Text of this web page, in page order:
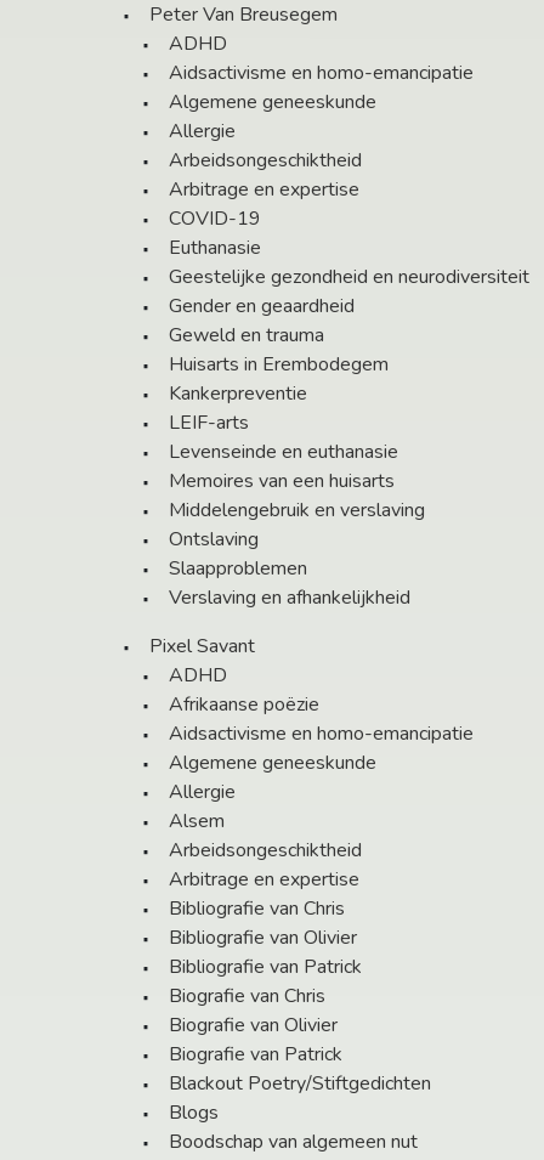
Peter Van Breusegem
ADHD
Aidsactivisme en homo-emancipatie
Algemene geneeskunde
Allergie
Arbeidsongeschiktheid
Arbitrage en expertise
COVID-19
Euthanasie
Geestelijke gezondheid en neurodiversiteit
Gender en geaardheid
Geweld en trauma
Huisarts in Erembodegem
Kankerpreventie
LEIF-arts
Levenseinde en euthanasie
Memoires van een huisarts
Middelengebruik en verslaving
Ontslaving
Slaapproblemen
Verslaving en afhankelijkheid
Pixel Savant
ADHD
Afrikaanse poëzie
Aidsactivisme en homo-emancipatie
Algemene geneeskunde
Allergie
Alsem
Arbeidsongeschiktheid
Arbitrage en expertise
Bibliografie van Chris
Bibliografie van Olivier
Bibliografie van Patrick
Biografie van Chris
Biografie van Olivier
Biografie van Patrick
Blackout Poetry/Stiftgedichten
Blogs
Boodschap van algemeen nut